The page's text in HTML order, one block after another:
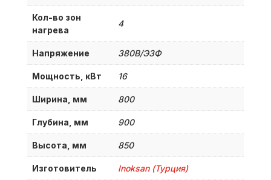
Кол-во зон
нагрева
4
Напряжение 380B/Э3Ф
Мощность, кВт 16
Ширина, мм 800
Глубина, мм 900
Высота, мм 850
Изготовитель Inoksan (Турция)